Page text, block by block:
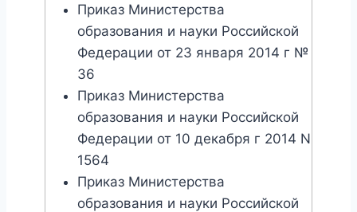
Приказ Министерства
образования и науки Российской
Федерации от 23 января 2014 г №
36
Приказ Министерства
образования и науки Российской
Федерации от 10 декабря г 2014 N
1564
Приказ Министерства
образования и науки Российской